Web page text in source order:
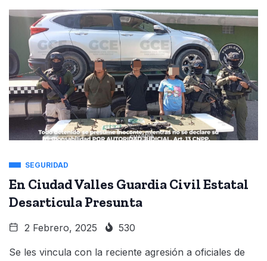
SEGURIDAD
En Ciudad Valles Guardia Civil Estatal
Desarticula Presunta
2 Febrero, 2025 530
Se les vincula con la reciente agresión a oficiales de